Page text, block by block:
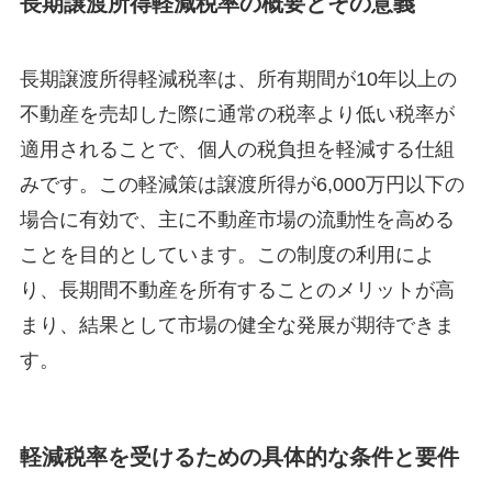
長期譲渡所得軽減税率は、所有期間が10年以上の
不動産を売却した際に通常の税率より低い税率が
適用されることで、個人の税負担を軽減する仕組
みです。この軽減策は譲渡所得が6,000万円以下の
場合に有効で、主に不動産市場の流動性を高める
ことを目的としています。この制度の利用によ
り、長期間不動産を所有することのメリットが高
まり、結果として市場の健全な発展が期待できま
す。
軽減税率を受けるための具体的な条件と要件